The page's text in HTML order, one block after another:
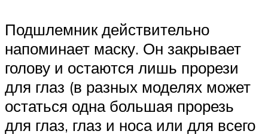
Подшлемник действительно
напоминает маску. Он закрывает
голову и остаются лишь прорези
для глаз (в разных моделях может
остаться одна большая прорезь
для глаз, глаз и носа или для всего